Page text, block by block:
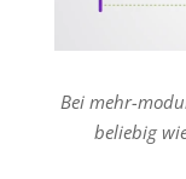
Bei mehr-
beliebig